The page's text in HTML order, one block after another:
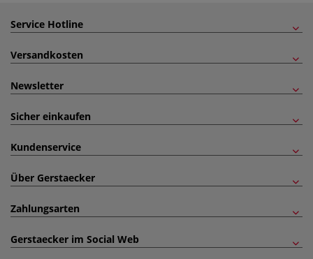
Service Hotline
Versandkosten
Newsletter
Sicher einkaufen
Kundenservice
Über Gerstaecker
Zahlungsarten
Gerstaecker im Social Web